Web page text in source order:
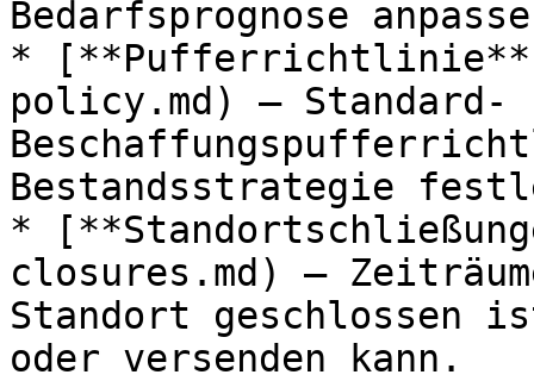
Bedarfsprognose
*
policy.md) – Standard-
Bestandsstrategie
*
closures.md) –
Standort geschlossen
oder versenden kann.